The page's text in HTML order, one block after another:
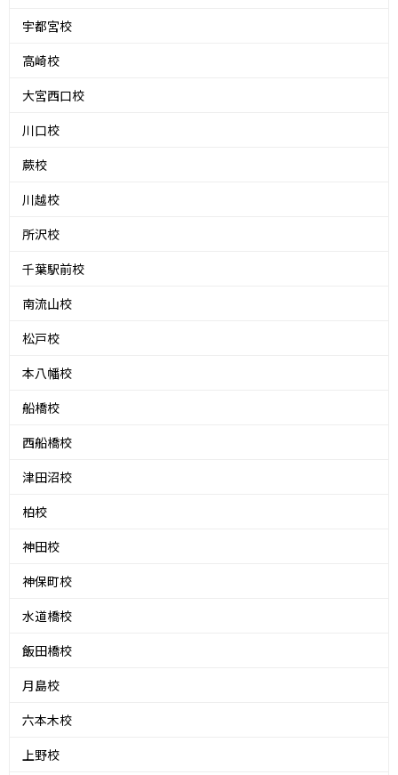
宇都宮校
高崎校
大宮西口校
川口校
蕨校
川越校
所沢校
千葉駅前校
南流山校
松戸校
本八幡校
船橋校
西船橋校
津田沼校
柏校
神田校
神保町校
水道橋校
飯田橋校
月島校
六本木校
上野校